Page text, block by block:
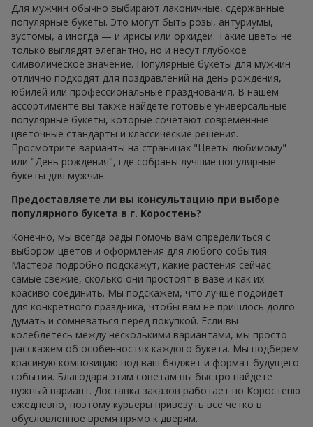
Для мужчин обычно выбирают лаконичные, сдержанные
популярные букеты. Это могут быть розы, антуриумы,
эустомы, а иногда — и ирисы или орхидеи. Такие цветы не
только выглядят элегантно, но и несут глубокое
символическое значение. Популярные букеты для мужчин
отлично подходят для поздравлений на день рождения,
юбилей или профессиональные празднования. В нашем
ассортименте вы также найдете готовые универсальные
популярные букеты, которые сочетают современные
цветочные стандарты и классические решения.
Просмотрите варианты на страницах "Цветы любимому"
или "День рождения", где собраны лучшие популярные
букеты для мужчин.
Предоставляете ли вы консультацию при выборе
популярного букета в г. Коростень?
Конечно, мы всегда рады помочь вам определиться с
выбором цветов и оформления для любого события.
Мастера подробно подскажут, какие растения сейчас
самые свежие, сколько они простоят в вазе и как их
красиво соединить. Мы подскажем, что лучше подойдет
для конкретного праздника, чтобы вам не пришлось долго
думать и сомневаться перед покупкой. Если вы
колеблетесь между несколькими вариантами, мы просто
расскажем об особенностях каждого букета. Мы подберем
красивую композицию под ваш бюджет и формат будущего
события. Благодаря этим советам вы быстро найдете
нужный вариант. Доставка заказов работает по Коростеню
ежедневно, поэтому курьеры привезуть все четко в
обусловленное время прямо к дверям.